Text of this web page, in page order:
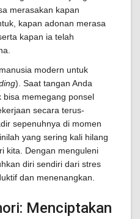
merasakan kapan
kapan adonan merasa
kapan ia telah
modern untuk
). Saat tangan Anda
bisa memegang ponsel
secara terus-
sepenuhnya di momen
yang sering kali hilang
kita. Dengan menguleni
diri sendiri dari stres
dan menenangkan.
Menciptakan